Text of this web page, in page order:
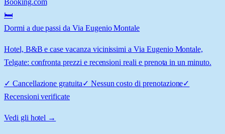
🛏️
Dormi a due passi da Via Eugenio Montale
Hotel, B&B e case vacanza vicinissimi a Via Eugenio Montale,
Telgate: confronta prezzi e recensioni reali e prenota in un minuto.
✓ Cancellazione gratuita✓ Nessun costo di prenotazione✓
Recensioni verificate
Vedi gli hotel →